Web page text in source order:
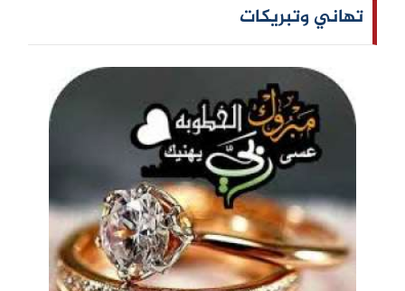
تهاني وتبريكات